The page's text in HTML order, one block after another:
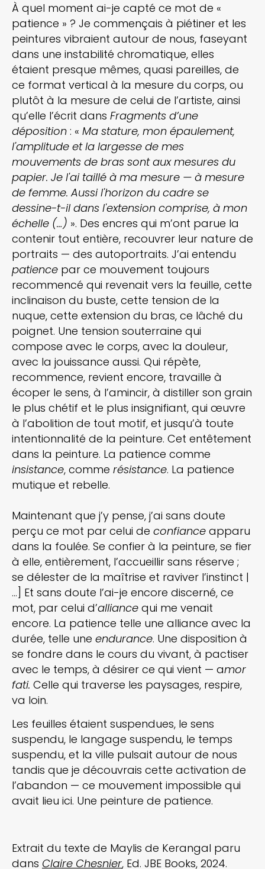
À quel moment ai-je capté ce mot de «
patience » ? Je commençais à piétiner et les
peintures vibraient autour de nous, faseyant
dans une instabilité chromatique, elles
étaient presque mêmes, quasi pareilles, de
ce format vertical à la mesure du corps, ou
plutôt à la mesure de celui de l’artiste, ainsi
qu’elle l’écrit dans Fragments d’une
déposition : « Ma stature, mon épaulement,
l'amplitude et la largesse de mes
mouvements de bras sont aux mesures du
papier. Je l'ai taillé à ma mesure — à mesure
de femme. Aussi l'horizon du cadre se
dessine-t-il dans l'extension comprise, à mon
échelle (…) ». Des encres qui m’ont parue la
contenir tout entière, recouvrer leur nature de
portraits — des autoportraits. J’ai entendu
patience par ce mouvement toujours
recommencé qui revenait vers la feuille, cette
inclinaison du buste, cette tension de la
nuque, cette extension du bras, ce lâché du
poignet. Une tension souterraine qui
compose avec le corps, avec la douleur,
avec la jouissance aussi. Qui répète,
recommence, revient encore, travaille à
écoper le sens, à l’amincir, à distiller son grain
le plus chétif et le plus insignifiant, qui œuvre
à l’abolition de tout motif, et jusqu’à toute
intentionnalité de la peinture. Cet entêtement
dans la peinture. La patience comme
insistance, comme résistance. La patience
mutique et rebelle.
Maintenant que j’y pense, j’ai sans doute
perçu ce mot par celui de confiance apparu
dans la foulée. Se confier à la peinture, se fier
à elle, entièrement, l’accueillir sans réserve ;
se délester de la maîtrise et raviver l’instinct |
…] Et sans doute l’ai-je encore discerné, ce
mot, par celui d’alliance qui me venait
encore. La patience telle une alliance avec la
durée, telle une endurance. Une disposition à
se fondre dans le cours du vivant, à pactiser
avec le temps, à désirer ce qui vient — amor
fati. Celle qui traverse les paysages, respire,
va loin.
Les feuilles étaient suspendues, le sens
suspendu, le langage suspendu, le temps
suspendu, et la ville pulsait autour de nous
tandis que je découvrais cette activation de
l’abandon — ce mouvement impossible qui
avait lieu ici. Une peinture de patience.
Extrait du texte de Maylis de Kerangal paru
dans Claire Chesnier, Ed. JBE Books, 2024.